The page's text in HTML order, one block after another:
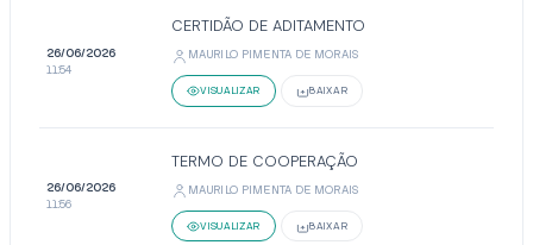
26/06/2026
11:54
CERTIDÃO DE ADITAMENTO
MAURILO PIMENTA DE MORAIS
VISUALIZAR BAIXAR
26/06/2026
11:56
TERMO DE COOPERAÇÃO
MAURILO PIMENTA DE MORAIS
VISUALIZAR BAIXAR